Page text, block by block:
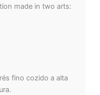
made in two arts:
fino cozido a alta